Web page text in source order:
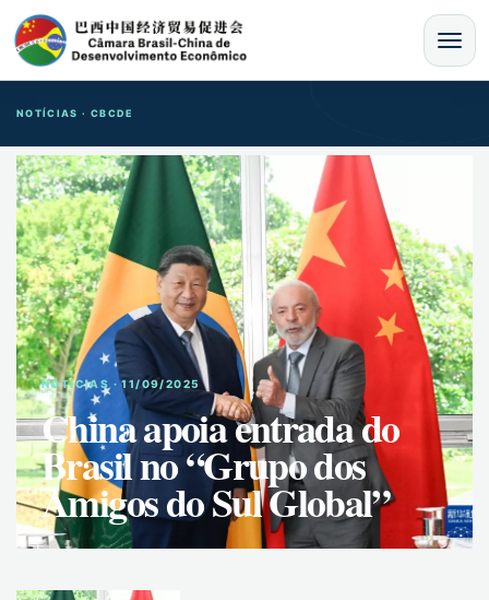
MENU
NOTÍCIAS · CBCDE
NOTíCIAS · 11/09/2025
China apoia entrada do
Brasil no “Grupo dos
Amigos do Sul Global”